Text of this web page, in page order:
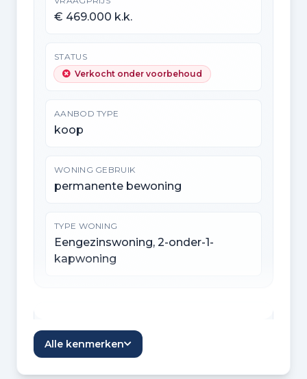
€ 469.000 k.k.
STATUS
Verkocht onder voorbehoud
AANBOD TYPE
koop
WONING GEBRUIK
permanente bewoning
TYPE WONING
Eengezinswoning, 2-onder-1-
kapwoning
KAMERS
5 kamers
Alle kenmerken